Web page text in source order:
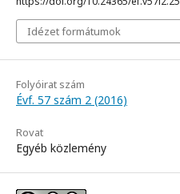
Idézet formátumok
Folyóirat szám
Évf. 57 szám 2 (2016)
Rovat
Egyéb közlemény